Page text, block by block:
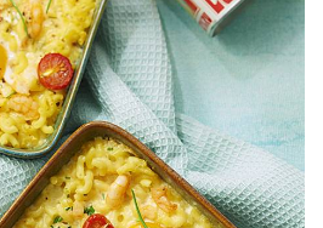
DIFFICULTÉ
PRÉPARATION
10 Min